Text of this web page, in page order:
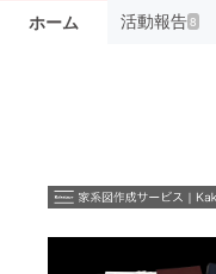
ホーム 活動報告8